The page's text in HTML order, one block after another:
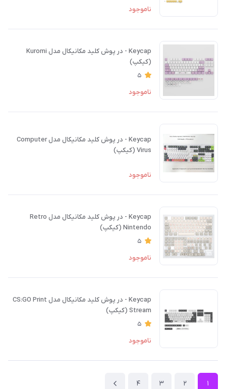
ناموجود
Keycap - در پوش کلید مکانیکال مدل Kuromi
(کیکپ)
5
ناموجود
Keycap - در پوش کلید مکانیکال مدل Computer
Virus (کیکپ)
ناموجود
Keycap - در پوش کلید مکانیکال مدل Retro
Nintendo (کیکپ)
5
ناموجود
Keycap - در پوش کلید مکانیکال مدل CS:GO Print
Stream (کیکپ)
5
ناموجود
1
2
3
4